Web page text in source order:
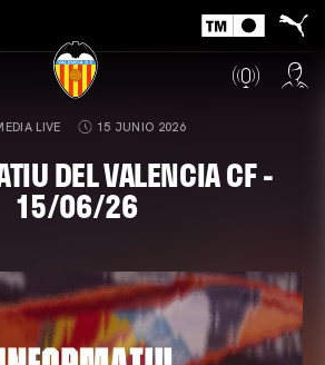
LIVE 15 JUNIO 2026
DEL VALENCIA CF -
15/06/26